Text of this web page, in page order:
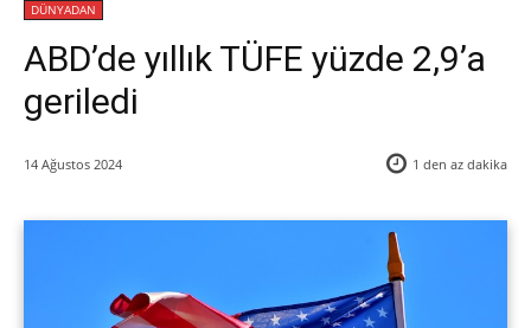
DÜNYADAN
ABD’de yıllık TÜFE yüzde 2,9’a
geriledi
14 Ağustos 2024 1 den az dakika